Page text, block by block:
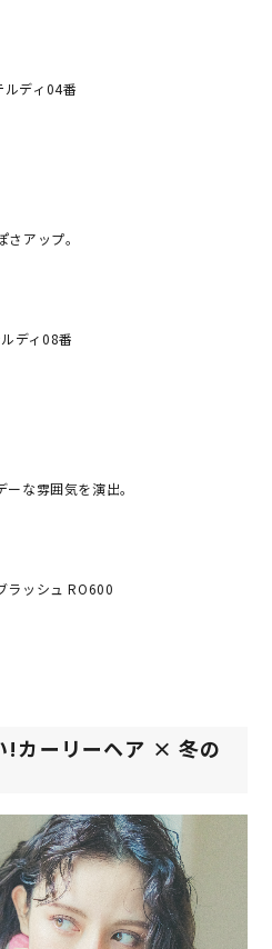
ルディ04番
アップ。
ディ08番
な雰囲気を演出。
ラッシュ RO600
!カーリーヘア × 冬の